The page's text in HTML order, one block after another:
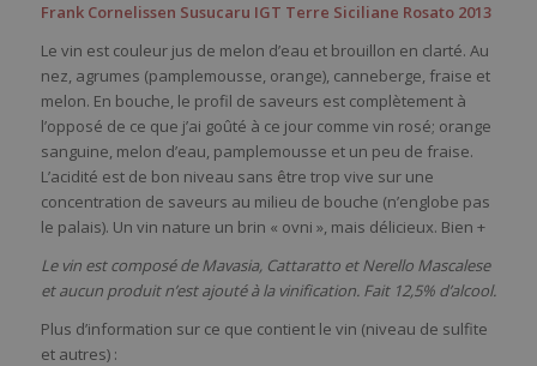
Frank Cornelissen Susucaru IGT Terre Siciliane Rosato 2013
Le vin est couleur jus de melon d’eau et brouillon en clarté. Au
nez, agrumes (pamplemousse, orange), canneberge, fraise et
melon. En bouche, le profil de saveurs est complètement à
l’opposé de ce que j’ai goûté à ce jour comme vin rosé; orange
sanguine, melon d’eau, pamplemousse et un peu de fraise.
L’acidité est de bon niveau sans être trop vive sur une
concentration de saveurs au milieu de bouche (n’englobe pas
le palais). Un vin nature un brin « ovni », mais délicieux. Bien +
Le vin est composé de Mavasia, Cattaratto et Nerello Mascalese
et aucun produit n’est ajouté à la vinification. Fait 12,5% d’alcool.
Plus d’information sur ce que contient le vin (niveau de sulfite
et autres) :